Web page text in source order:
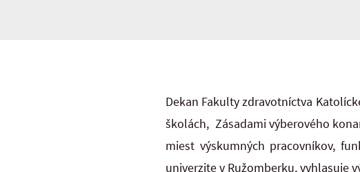
Dekan Fakulty zdravotníctva
školách, Zásadami výberového
miest výskumných pracovníkov,
univerzite v Ružomberku, vyhlasuje